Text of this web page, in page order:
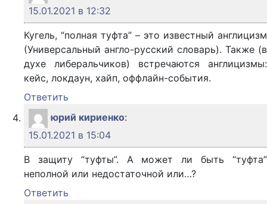
15.01.2021 в 12:32
Кугель, “полная туфта” – это известный англицизм
(Универсальный англо-русский словарь). Также (в
духе либеральчиков) встречаются англицизмы:
кейс, локдаун, хайп, оффлайн-события.
Ответить
юрий кириенко:
15.01.2021 в 15:04
В защиту “туфты”. А может ли быть “туфта”
неполной или недостаточной или…?
Ответить